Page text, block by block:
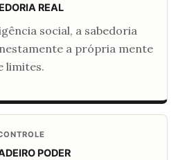
REAL
social, a sabedoria
a própria mente
limites.
PODER